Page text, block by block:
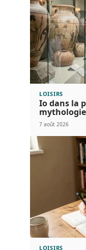
LOISIRS
Io dans la
7 août 2026
LOISIRS